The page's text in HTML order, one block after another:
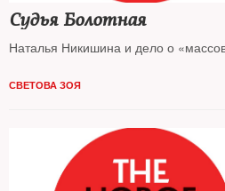
Судья Болотная
Наталья Никишина и дело о
СВЕТОВА ЗОЯ